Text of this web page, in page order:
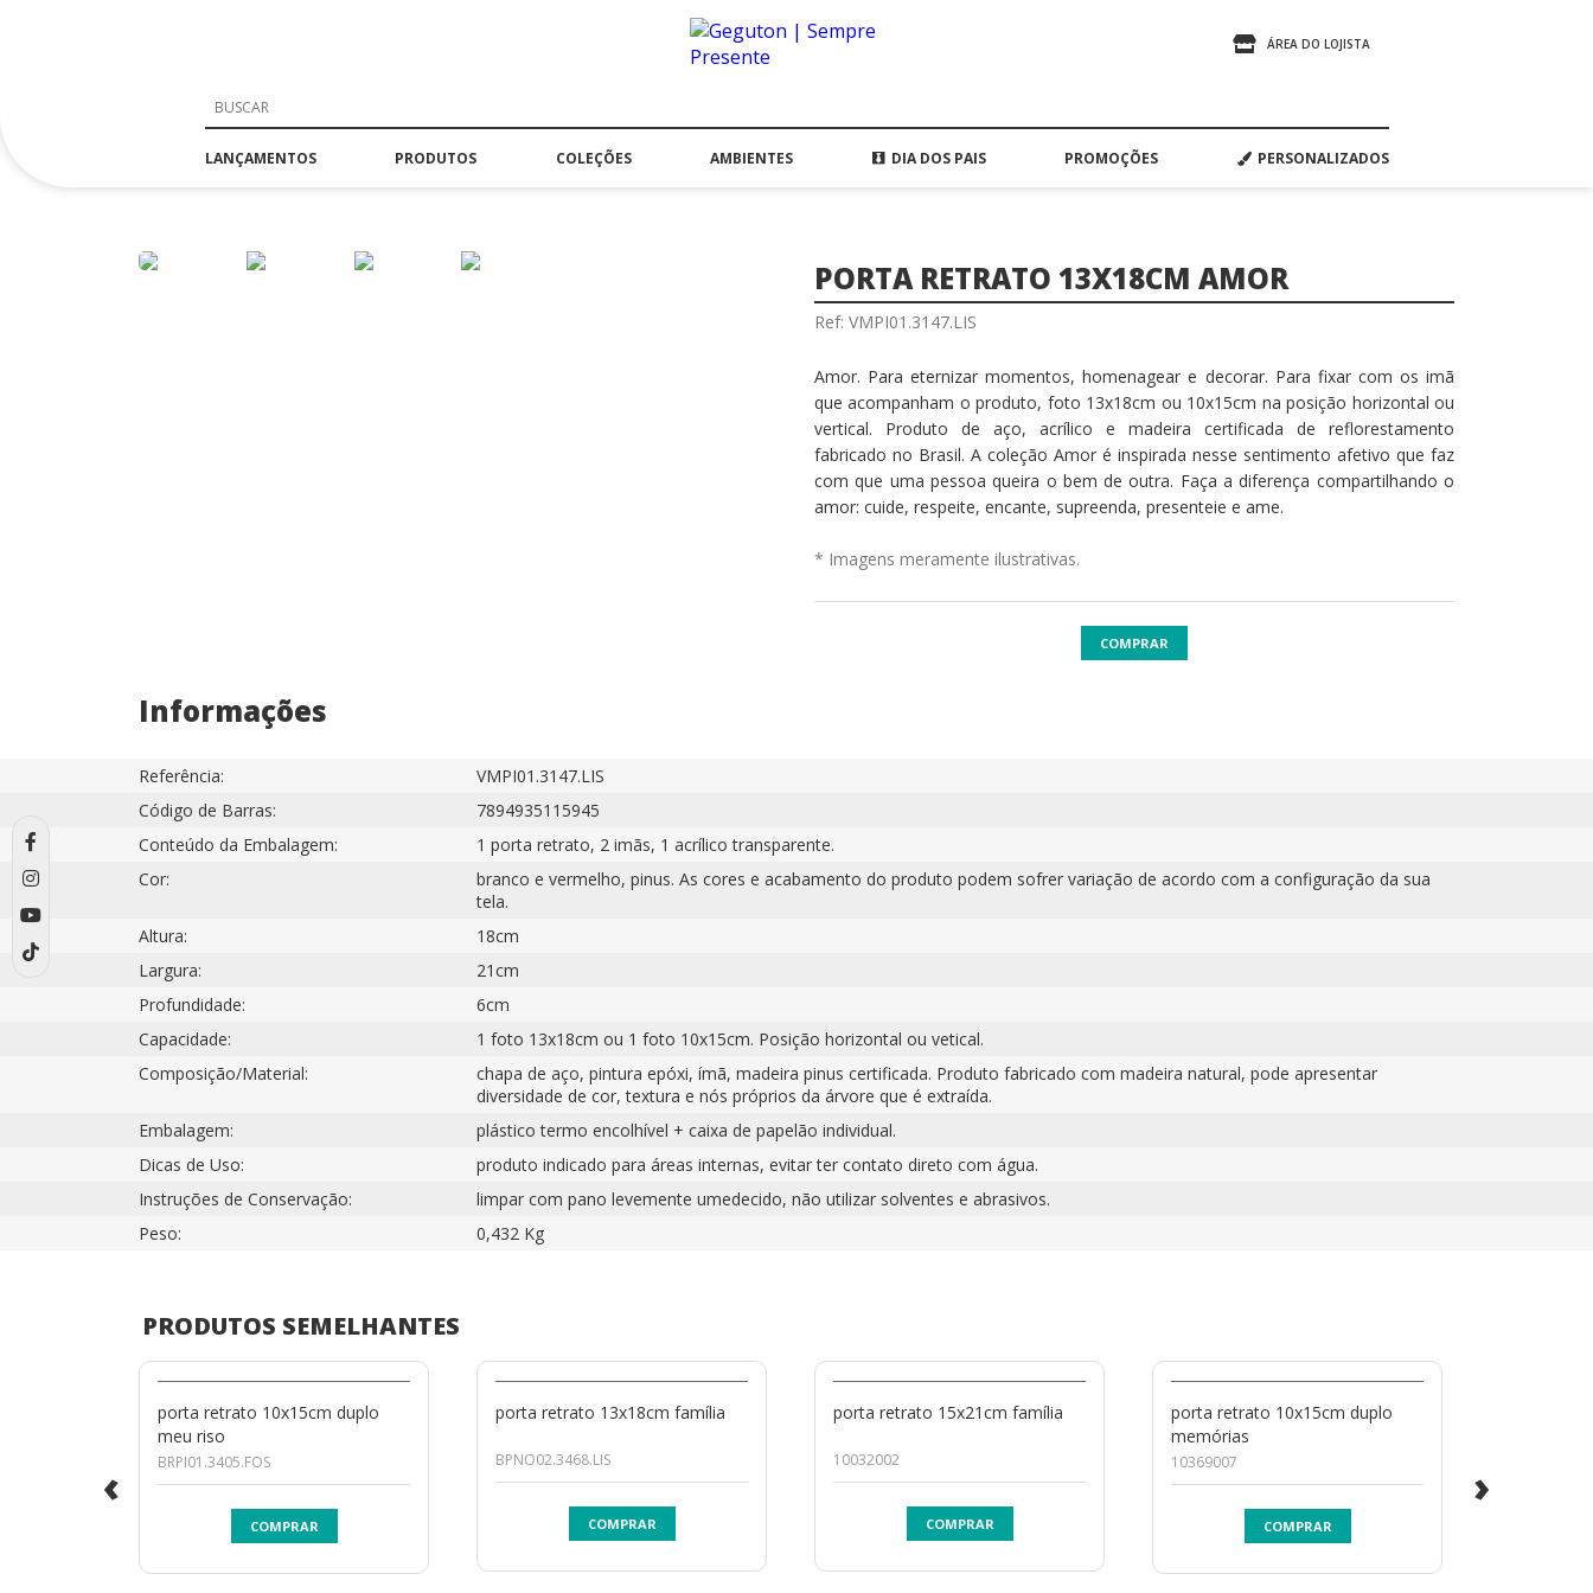
ÁREA DO LOJISTA
LANÇAMENTOS PRODUTOS COLEÇÕES AMBIENTES DIA DOS PAIS PROMOÇÕES PERSONALIZADOS
PORTA RETRATO 13X18CM AMOR
Ref: VMPI01.3147.LIS
Amor. Para eternizar momentos, homenagear e decorar. Para fixar com os imã
que acompanham o produto, foto 13x18cm ou 10x15cm na posição horizontal ou
vertical. Produto de aço, acrílico e madeira certificada de reflorestamento
fabricado no Brasil. A coleção Amor é inspirada nesse sentimento afetivo que faz
com que uma pessoa queira o bem de outra. Faça a diferença compartilhando o
amor: cuide, respeite, encante, supreenda, presenteie e ame.
* Imagens meramente ilustrativas.
COMPRAR
Informações
Referência:
VMPI01.3147.LIS
Código de Barras:
7894935115945
Conteúdo da Embalagem:
1 porta retrato, 2 imãs, 1 acrílico transparente.
Cor:
branco e vermelho, pinus. As cores e acabamento do produto podem sofrer variação de acordo com a configuração da sua
tela.
Altura:
18cm
Largura:
21cm
Profundidade:
6cm
Capacidade:
1 foto 13x18cm ou 1 foto 10x15cm. Posição horizontal ou vetical.
Composição/Material:
chapa de aço, pintura epóxi, ímã, madeira pinus certificada. Produto fabricado com madeira natural, pode apresentar
diversidade de cor, textura e nós próprios da árvore que é extraída.
Embalagem:
plástico termo encolhível + caixa de papelão individual.
Dicas de Uso:
produto indicado para áreas internas, evitar ter contato direto com água.
Instruções de Conservação:
limpar com pano levemente umedecido, não utilizar solventes e abrasivos.
Peso:
0,432 Kg
PRODUTOS SEMELHANTES
porta retrato 10x15cm duplo
meu riso
BRPI01.3405.FOS
COMPRAR
porta retrato 13x18cm família
BPNO02.3468.LIS
COMPRAR
porta retrato 15x21cm família
10032002
COMPRAR
porta retrato 10x15cm duplo
memórias
10369007
COMPRAR
‹ ›